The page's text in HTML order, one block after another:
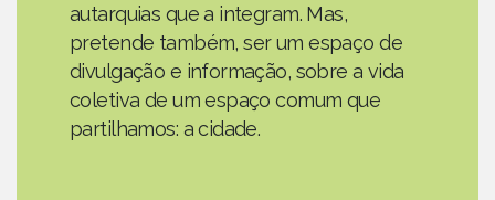
autarquias que a integram. Mas,
pretende também, ser um espaço de
divulgação e informação, sobre a vida
coletiva de um espaço comum que
partilhamos: a cidade.